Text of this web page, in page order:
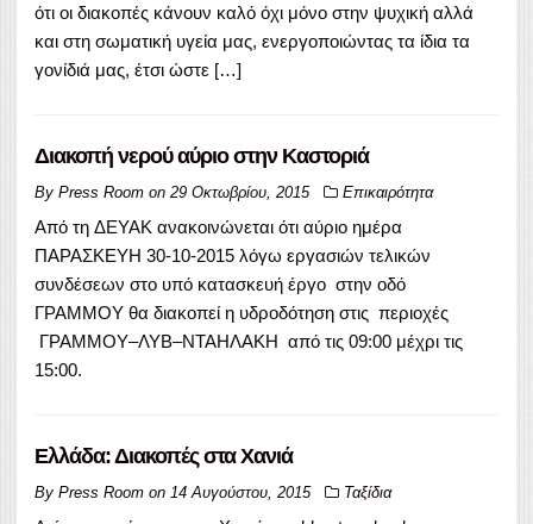
ότι οι διακοπές κάνουν καλό όχι μόνο στην ψυχική αλλά
και στη σωματική υγεία μας, ενεργοποιώντας τα ίδια τα
γονίδιά μας, έτσι ώστε […]
Διακοπή νερού αύριο στην Καστοριά
By Press Room on 29 Οκτωβρίου, 2015 Επικαιρότητα
Από τη ΔΕΥΑΚ ανακοινώνεται ότι αύριο ημέρα
ΠΑΡΑΣΚΕΥΗ 30-10-2015 λόγω εργασιών τελικών
συνδέσεων στο υπό κατασκευή έργο στην οδό
ΓΡΑΜΜΟΥ θα διακοπεί η υδροδότηση στις περιοχές
ΓΡΑΜΜΟΥ–ΛΥΒ–ΝΤΑΗΛΑΚΗ από τις 09:00 μέχρι τις
15:00.
Eλλάδα: Διακοπές στα Χανιά
By Press Room on 14 Αυγούστου, 2015 Ταξίδια